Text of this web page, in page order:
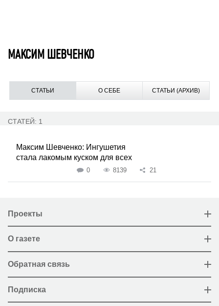
МАКСИМ ШЕВЧЕНКО
СТАТЬИ О СЕБЕ СТАТЬИ (АРХИВ)
СТАТЕЙ: 1
Максим Шевченко: Ингушетия
стала лакомым куском для всех
0 8139 21
Проекты
О газете
Обратная связь
Подписка